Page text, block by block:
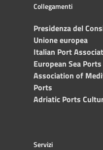
Collegamenti
Presidenza del
Unione europea
Italian Port
European Sea
Association of
Ports
Adriatic Ports
Servizi